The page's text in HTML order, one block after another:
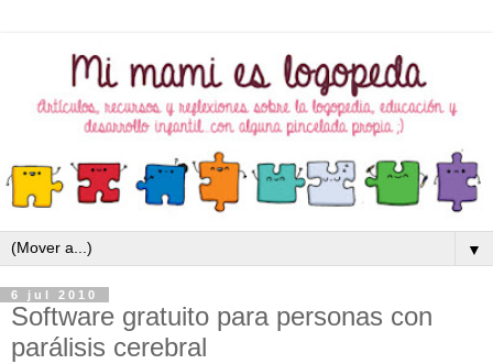
▼
6 jul 2010
Software gratuito para personas con
parálisis cerebral